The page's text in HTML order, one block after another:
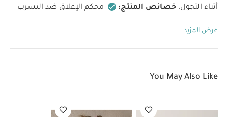
أثناء التجول. خصائص المنتج:
محكم الإغلاق ضد التسرب
المنزل أو أثناء التجول
الطفل
تصميم مانع للتسرب: مزود بصمام وغطاء محكم
سهل التنظيف وقابل للفك بالكامل يوصى بالغسل يدويًا
عرض المزيد
You May Also Like